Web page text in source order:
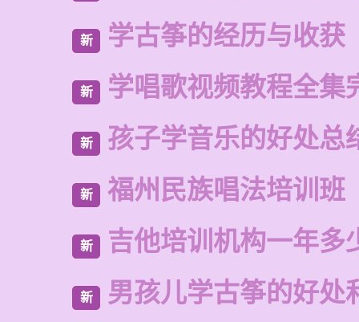
新 学古筝的经历与收获
新 学唱歌视频教程全集
新 孩子学音乐的好处总
新 福州民族唱法培训班
新 吉他培训机构一年多
新 男孩儿学古筝的好处